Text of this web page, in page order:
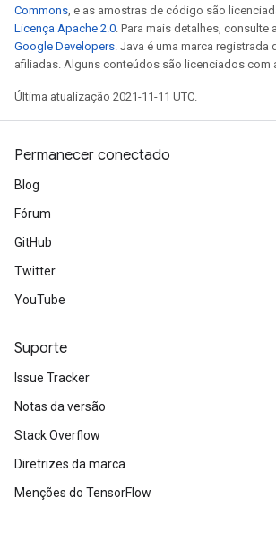
Commons, e as amostras de código são
Licença Apache 2.0. Para mais detalhes, consulte
Google Developers. Java é uma marca registrada
afiliadas. Alguns conteúdos são licenciados com
Última atualização 2021-11-11 UTC.
Permanecer conectado
Blog
Fórum
GitHub
Twitter
YouTube
Suporte
Issue Tracker
Notas da versão
Stack Overflow
Diretrizes da marca
Menções do TensorFlow